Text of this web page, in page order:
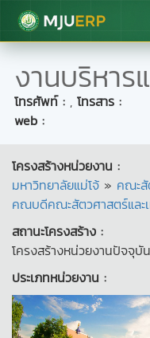
มหาวิทยาลัยแม่โจ้
งานบริหาร
โทรศัพท์ : , โทรสาร :
web :
โครงสร้างหน่วยงาน :
มหาวิทยาลัยแม่โจ้ » คณะสั
คณบดีคณะสัตวศาสตร์และ
สถานะโครงสร้าง :
โครงสร้างหน่วยงานปัจจุบัน
ประเภทหน่วยงาน :